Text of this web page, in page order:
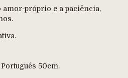
amor-próprio e a paciência,
50cm.